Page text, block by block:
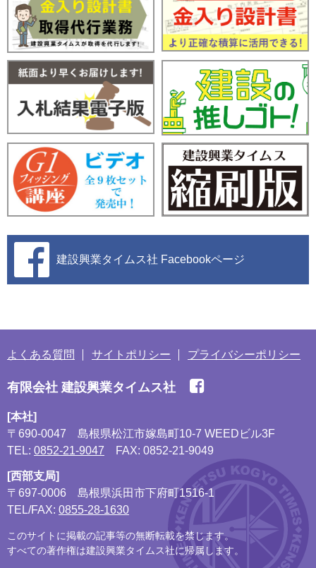
建設興業タイムス社 Facebookページ
よくある質問 サイトポリシー プライバシーポリシー
有限会社 建設興業タイムス社
[本社]
〒690-0047
島根県松江市嫁島町10-7 WEEDビル3F
TEL: 0852-21-9047 FAX: 0852-21-9049
[西部支局]
〒697-0006
島根県浜田市下府町1516-1
TEL/FAX: 0855-28-1630
このサイトに掲載の記事等の無断転載を禁じます。
すべての著作権は建設興業タイムス社に帰属します。